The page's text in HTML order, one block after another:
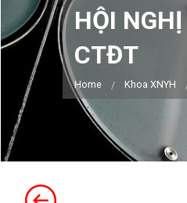
HỘI
CTĐT
Home Khoa XNYH